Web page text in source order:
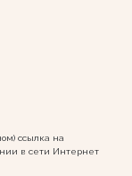
ссылка на
в сети Интернет